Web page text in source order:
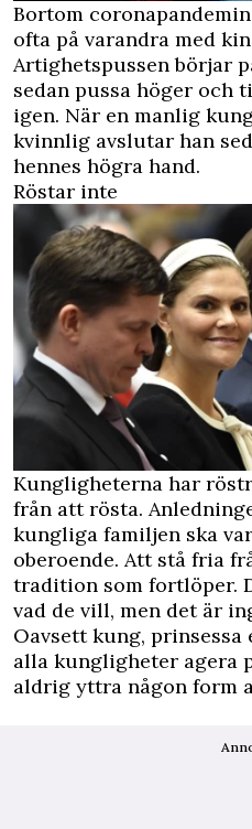
Bortom
ofta på varandra med
Artighetspussen börjar
sedan pussa höger och
igen. När en manlig
kvinnlig avslutar han
hennes högra hand.
Röstar inte
Kungligheterna har
från att rösta.
kungliga familjen ska
oberoende. Att stå fria
tradition som fortlöper.
vad de vill, men det är
Oavsett kung,
alla kungligheter agera
aldrig yttra någon form